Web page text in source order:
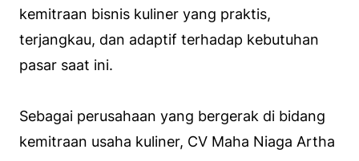
kemitraan bisnis kuliner yang praktis,
terjangkau, dan adaptif terhadap kebutuhan
pasar saat ini.
Sebagai perusahaan yang bergerak di bidang
kemitraan usaha kuliner, CV Maha Niaga Artha